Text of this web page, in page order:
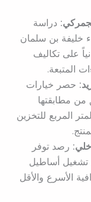
دراسة
خليفة بن سلمان
على تكاليف
المتبعة.
حصر خيارات
من مطابقتها
المربع للتخزين
رصد توفر
تشغيل أساطيل
الأسرع والأقل